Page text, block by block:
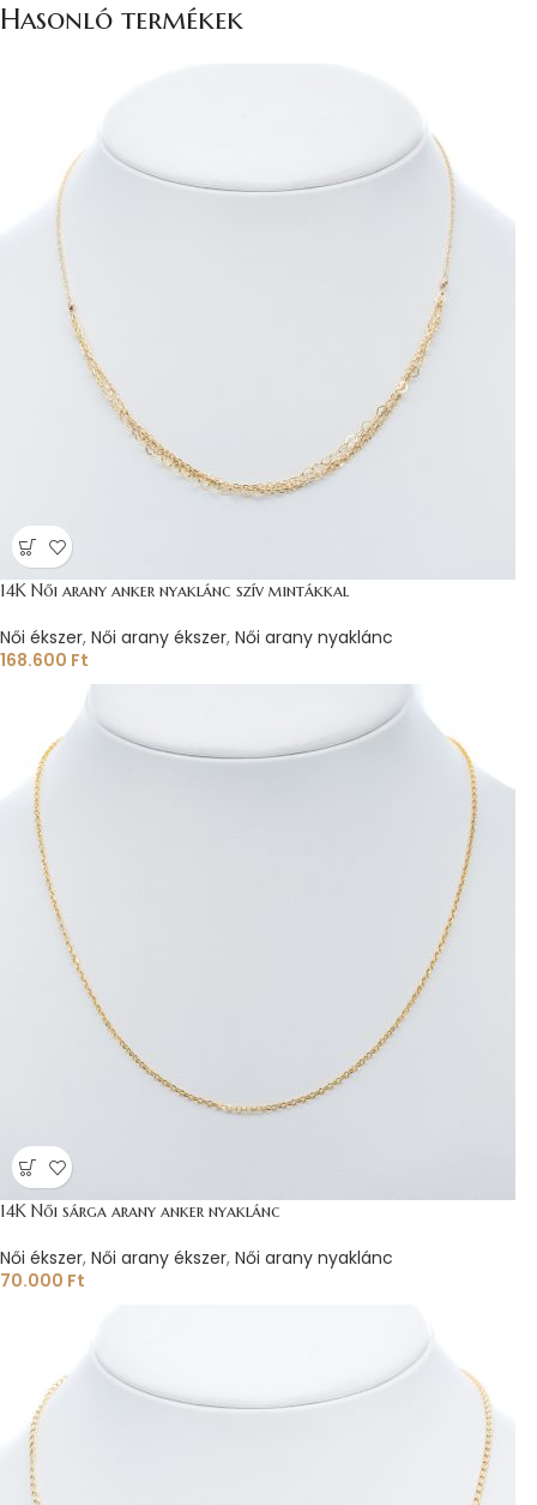
Hasonló termékek
14K Női arany anker nyaklánc szív mintákkal
Női ékszer, Női arany ékszer, Női arany nyaklánc
168.600 Ft
14K Női sárga arany anker nyaklánc
Női ékszer, Női arany ékszer, Női arany nyaklánc
70.000 Ft